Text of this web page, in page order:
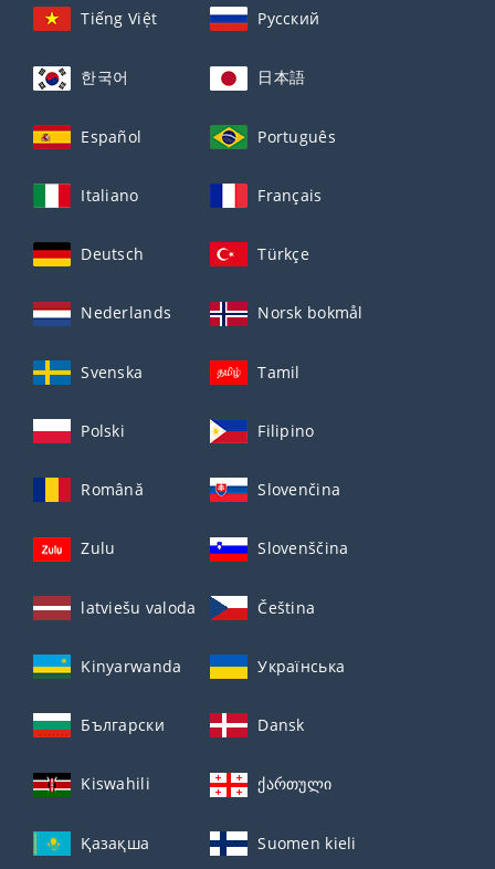
Tiếng Việt Русский
한국어 日本語
Español Português
Italiano Français
Deutsch Türkçe
Nederlands Norsk bokmål
Svenska Tamil
Polski Filipino
Română Slovenčina
Zulu Slovenščina
latviešu valoda Čeština
Kinyarwanda Українська
Български Dansk
Kiswahili ქართული
Қазақша Suomen kieli